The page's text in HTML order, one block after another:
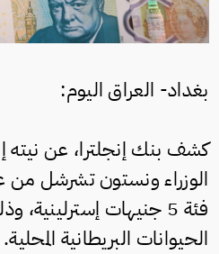
بغداد- العراق اليوم:
كشف بنك إنجلترا، عن
الوزراء ونستون تشرشل من
فئة 5 جنيهات
الحيوانات البريطانية المحلية.